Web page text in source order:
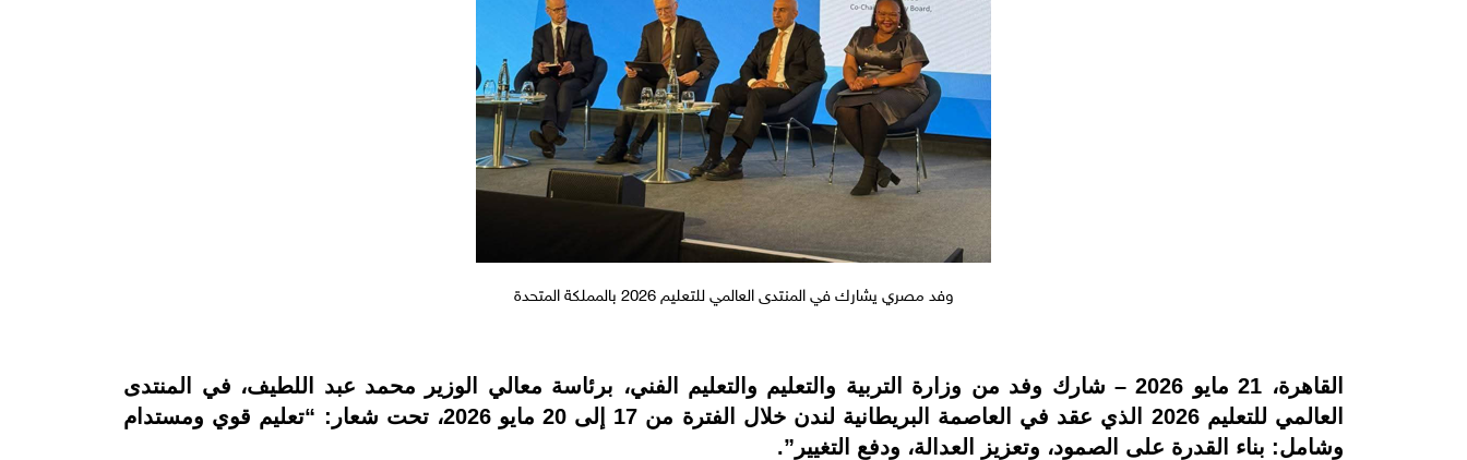
وفد مصري يشارك في المنتدى العالمي للتعليم 2026 بالمملكة المتحدة
القاهرة، 21 مايو 2026 – شارك وفد من وزارة التربية والتعليم والتعليم الفني، برئاسة معالي الوزير محمد عبد اللطيف، في المنتدى
العالمي للتعليم 2026 الذي عقد في العاصمة البريطانية لندن خلال الفترة من 17 إلى 20 مايو 2026، تحت شعار: “تعليم قوي ومستدام
وشامل: بناء القدرة على الصمود، وتعزيز العدالة، ودفع التغيير”.